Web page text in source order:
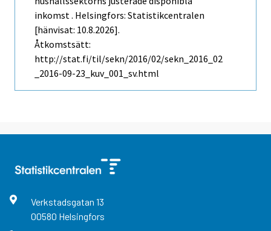
inkomst . Helsingfors: Statistikcentralen
[hänvisat: 10.8.2026].
Åtkomstsätt:
http://stat.fi/til/sekn/2016/02/sekn_2016_02
_2016-09-23_kuv_001_sv.html
Verkstadsgatan 13
00580 Helsingfors